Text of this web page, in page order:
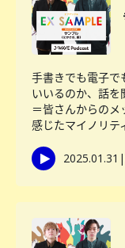
手書きでも電子で
いいるのか、話を
＝皆さんからの
感じたマイノリテ
2025.01.31 |